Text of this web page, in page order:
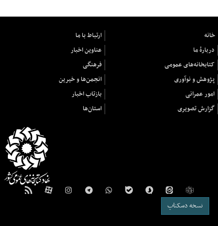
خانه
ارتباط با ما
دربارهٔ ما
عناوین اخبار
کتابخانه‌های عمومی
فرهنگی
پژوهش و نوآوری
انجمن‌ها و خیرین
امور عمرانی
بازتاب اخبار
گزارش تصویری
استان‌ها
نسخه دسکتاپ